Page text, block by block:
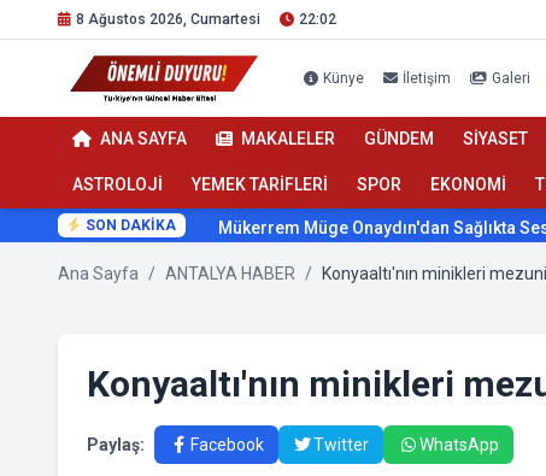
8 Ağustos 2026, Cumartesi 22:02
Künye İletişim Galeri
ANA SAYFA MAKALELER GÜNDEM SİYASET
ASTROLOJİ YEMEK TARİFLERİ SPOR EKONOMİ
SON DAKİKA Mükerrem Müge Onaydın'dan Sağlıkta Ses
Ana Sayfa / ANTALYA HABER / Konyaaltı'nın minikleri
Konyaaltı'nın minikleri
Paylaş: Facebook Twitter WhatsApp